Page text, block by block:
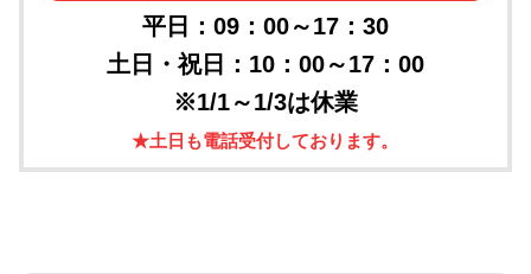
平日：09：00～17：30
土日・祝日：10：00～17：00
※1/1～1/3は休業
★土日も電話受付しております。